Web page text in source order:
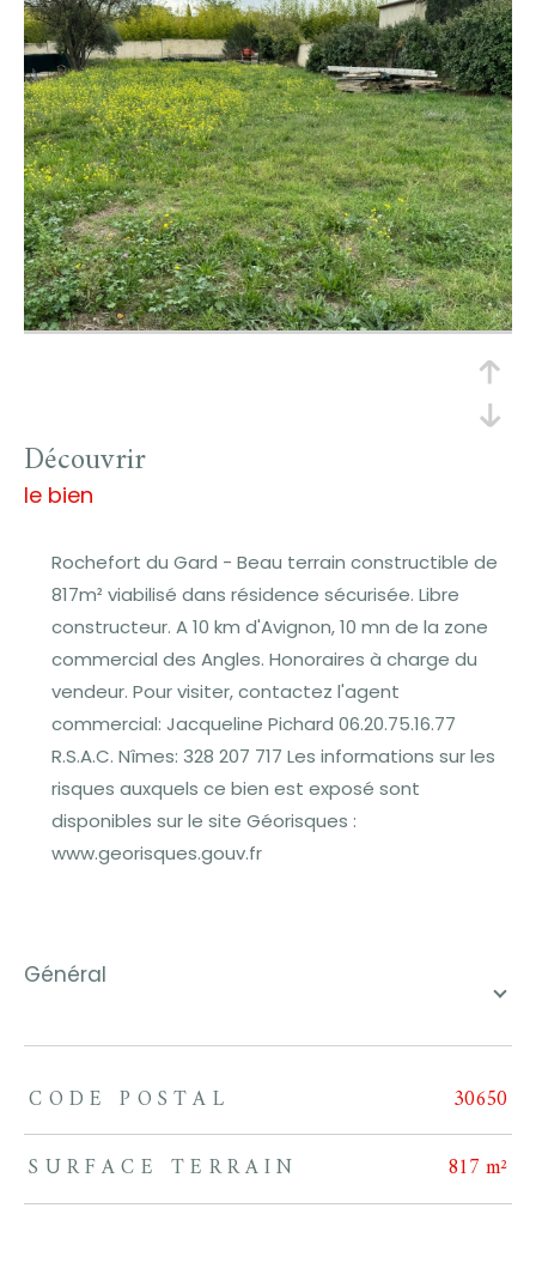
découvrir
le bien
Rochefort du Gard - Beau terrain constructible de
817m² viabilisé dans résidence sécurisée. Libre
constructeur. A 10 km d'Avignon, 10 mn de la zone
commercial des Angles. Honoraires à charge du
vendeur. Pour visiter, contactez l'agent
commercial: Jacqueline Pichard 06.20.75.16.77
R.S.A.C. Nîmes: 328 207 717 Les informations sur les
risques auxquels ce bien est exposé sont
disponibles sur le site Géorisques :
www.georisques.gouv.fr
général
TRAD_ZEPHYR_Caracteristique TRAD_ZEPHYR_Valeurs
CODE POSTAL
30650
SURFACE TERRAIN
817 m²